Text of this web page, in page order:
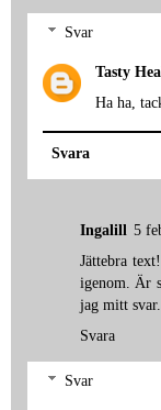
Svar
Tasty
Ha ha,
Svara
Ingalill 5
Jättebra
igenom. Är
jag mitt svar.
Svara
Svar